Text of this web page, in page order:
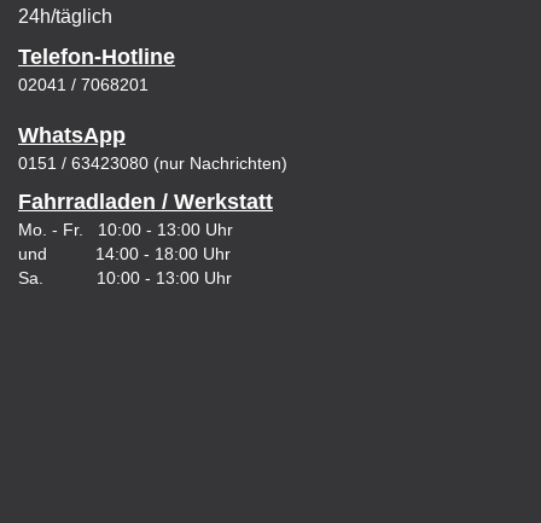
24h/täglich
Telefon-Hotline
02041 / 7068201
WhatsApp
0151 / 63423080 (nur Nachrichten)
Fahrradladen / Werkstatt
Mo. - Fr. 10:00 - 13:00 Uhr
und 14:00 - 18:00 Uhr
Sa. 10:00 - 13:00 Uhr